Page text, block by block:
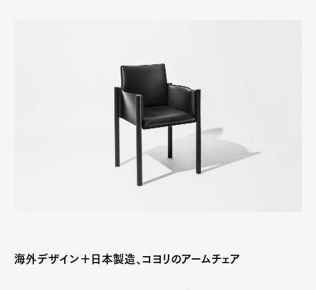
海外デザイン＋日本製造、コヨリのアームチェア